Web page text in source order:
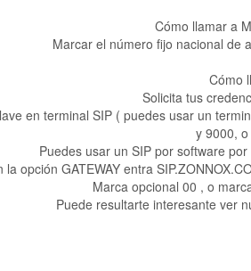
Cómo llamar a
Marcar el número fijo nacional de
Cómo
Solicita tus
en terminal SIP ( puedes usar un
y 9000,
Puedes usar un SIP por software
la opción GATEWAY entra
Marca opcional 00 , o
Puede resultarte interesante ver